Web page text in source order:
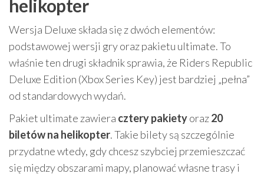
helikopter
Wersja Deluxe składa się z dwóch elementów:
podstawowej wersji gry oraz pakietu ultimate. To
właśnie ten drugi składnik sprawia, że Riders Republic
Deluxe Edition (Xbox Series Key) jest bardziej „pełna”
od standardowych wydań.
Pakiet ultimate zawiera cztery pakietyoraz20
biletów na helikopter. Takie bilety są szczególnie
przydatne wtedy, gdy chcesz szybciej przemieszczać
się między obszarami mapy, planować własne trasy i